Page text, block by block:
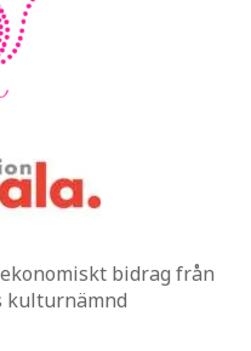
bidrag från
kulturnämnd